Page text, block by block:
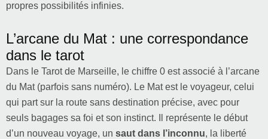
propres possibilités infinies.
L’arcane du Mat : une correspondance
dans le tarot
Dans le Tarot de Marseille, le chiffre 0 est associé à l’arcane
du Mat (parfois sans numéro). Le Mat est le voyageur, celui
qui part sur la route sans destination précise, avec pour
seuls bagages sa foi et son instinct. Il représente le début
d’un nouveau voyage, un saut dans l’inconnu, la liberté